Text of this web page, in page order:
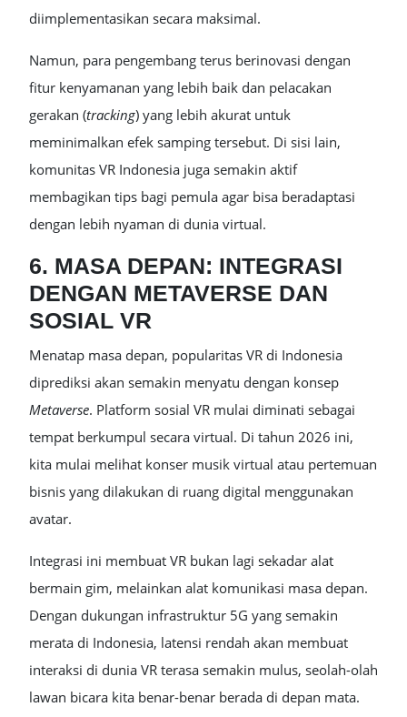
diimplementasikan secara maksimal.
Namun, para pengembang terus berinovasi dengan
fitur kenyamanan yang lebih baik dan pelacakan
gerakan (tracking) yang lebih akurat untuk
meminimalkan efek samping tersebut. Di sisi lain,
komunitas VR Indonesia juga semakin aktif
membagikan tips bagi pemula agar bisa beradaptasi
dengan lebih nyaman di dunia virtual.
6. MASA DEPAN: INTEGRASI
DENGAN METAVERSE DAN
SOSIAL VR
Menatap masa depan, popularitas VR di Indonesia
diprediksi akan semakin menyatu dengan konsep
Metaverse. Platform sosial VR mulai diminati sebagai
tempat berkumpul secara virtual. Di tahun 2026 ini,
kita mulai melihat konser musik virtual atau pertemuan
bisnis yang dilakukan di ruang digital menggunakan
avatar.
Integrasi ini membuat VR bukan lagi sekadar alat
bermain gim, melainkan alat komunikasi masa depan.
Dengan dukungan infrastruktur 5G yang semakin
merata di Indonesia, latensi rendah akan membuat
interaksi di dunia VR terasa semakin mulus, seolah-olah
lawan bicara kita benar-benar berada di depan mata.